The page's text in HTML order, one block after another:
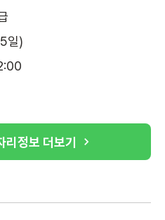
일)
리정보 더보기